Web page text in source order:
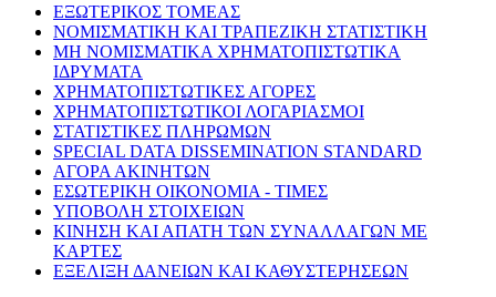
ΕΞΩΤΕΡΙΚΟΣ ΤΟΜΕΑΣ
ΝΟΜΙΣΜΑΤΙΚΗ ΚΑΙ ΤΡΑΠΕΖΙΚΗ ΣΤΑΤΙΣΤΙΚΗ
ΜΗ ΝΟΜΙΣΜΑΤΙΚΑ ΧΡΗΜΑΤΟΠΙΣΤΩΤΙΚΑ
ΙΔΡΥΜΑΤΑ
ΧΡΗΜΑΤΟΠΙΣΤΩΤΙΚΕΣ ΑΓΟΡΕΣ
ΧΡΗΜΑΤΟΠΙΣΤΩΤΙΚΟΙ ΛΟΓΑΡΙΑΣΜΟΙ
ΣΤΑΤΙΣΤΙΚΕΣ ΠΛΗΡΩΜΩΝ
SPECIAL DATA DISSEMINATION STANDARD
ΑΓΟΡΑ ΑΚΙΝΗΤΩΝ
ΕΣΩΤΕΡΙΚΗ ΟΙΚΟΝΟΜΙΑ - ΤΙΜΕΣ
ΥΠΟΒΟΛΗ ΣΤΟΙΧΕΙΩΝ
ΚΙΝΗΣΗ ΚΑΙ ΑΠΑΤΗ ΤΩΝ ΣΥΝΑΛΛΑΓΩΝ ΜΕ
ΚΑΡΤΕΣ
ΕΞΕΛΙΞΗ ΔΑΝΕΙΩΝ ΚΑΙ ΚΑΘΥΣΤΕΡΗΣΕΩΝ